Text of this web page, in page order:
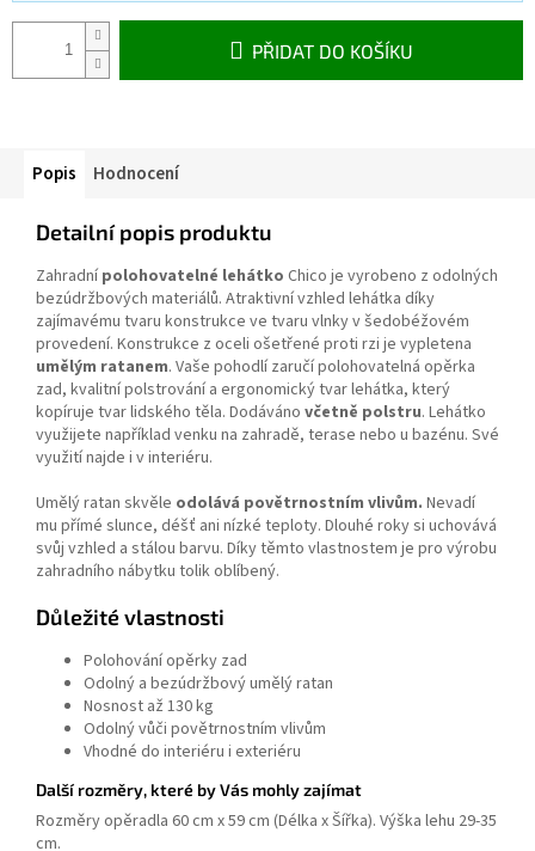
PŘIDAT DO KOŠÍKU
Popis Hodnocení
Detailní popis produktu
Zahradnípolohovatelné lehátko Chico je vyrobeno z odolných
bezúdržbových materiálů. Atraktivní vzhled lehátka díky
zajímavému tvaru konstrukce ve tvaru vlnky v šedobéžovém
provedení. Konstrukce z oceli ošetřené proti rzi je vypletena
umělým ratanem. Vaše pohodlí zaručí polohovatelná opěrka
zad, kvalitní polstrování a ergonomický tvar lehátka, který
kopíruje tvar lidského těla. Dodáváno včetně polstru. Lehátko
využijete například venku na zahradě, terase nebo u bazénu. Své
využití najde i v interiéru.
Umělý ratan skvěle odolává povětrnostním vlivům. Nevadí
mu přímé slunce, déšť ani nízké teploty. Dlouhé roky si uchovává
svůj vzhled a stálou barvu. Díky těmto vlastnostem je pro výrobu
zahradního nábytku tolik oblíbený.
Důležité vlastnosti
Polohování opěrky zad
Odolný a bezúdržbový umělý ratan
Nosnost až 130 kg
Odolný vůči povětrnostním vlivům
Vhodné do interiéru i exteriéru
Další rozměry, které by Vás mohly zajímat
Rozměry opěradla 60 cm x 59 cm (Délka x Šířka). Výška lehu 29-35
cm.